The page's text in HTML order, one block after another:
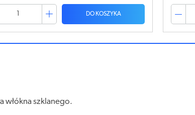
DO KOSZYKA
włókna szklanego.